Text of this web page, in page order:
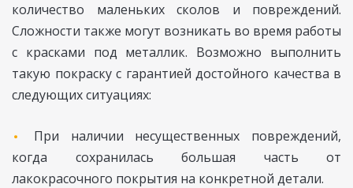
количество маленьких сколов и повреждений.
Сложности также могут возникать во время работы
с красками под металлик. Возможно выполнить
такую покраску с гарантией достойного качества в
следующих ситуациях:
При наличии несущественных повреждений,
когда сохранилась большая часть от
лакокрасочного покрытия на конкретной детали.